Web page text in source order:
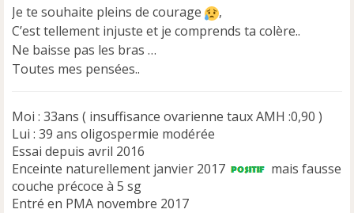
e
n
o
n
l
Je te souhaite pleins de courage
,
C’est tellement injuste et je comprends ta colère..
Ne baisse pas les bras …
Toutes mes pensées..
Moi : 33ans ( insuffisance ovarienne taux AMH :0,90 )
Lui : 39 ans oligospermie modérée
Essai depuis avril 2016
Enceinte naturellement janvier 2017
mais fausse
couche précoce à 5 sg
Entré en PMA novembre 2017